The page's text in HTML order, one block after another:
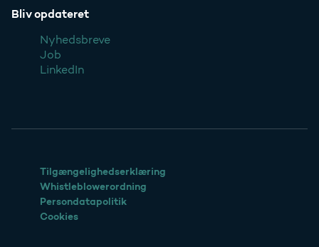
Bliv opdateret
Nyhedsbreve
Job
LinkedIn
Tilgængelighedserklæring
Whistleblowerordning
Persondatapolitik
Cookies